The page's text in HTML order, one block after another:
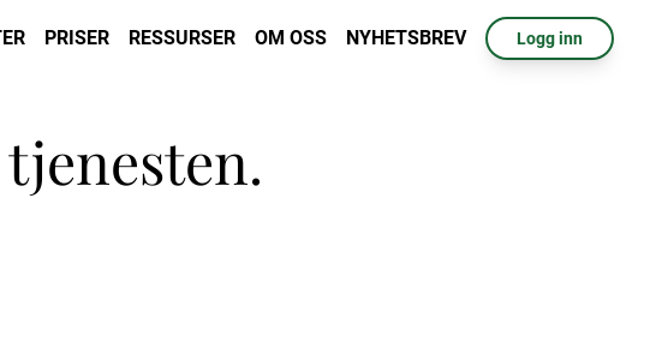
PRISER RESSURSER OM OSS NYHETSBREV Logg inn